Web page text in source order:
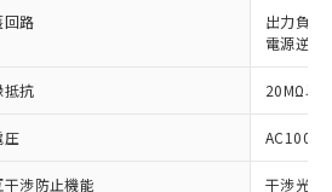
回路
出力負荷
電源逆接
抵抗 20MΩ以
圧
干渉防止機能 干渉光回
スは、当社制御機器事業取扱
スの対象外となる商品もある
況を調査中または確認中の
センス料など無形物で、有
係のない商品です。
により、非含有部品として
ことがあります。
表
ることを示します。
いることを示します。
す。当社販売部門へお問
び外国貿易法に定める商品